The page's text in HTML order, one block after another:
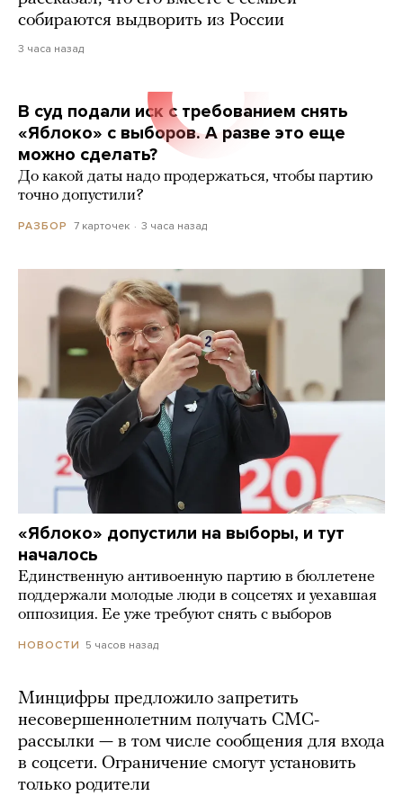
собираются выдворить из России
3 часа назад
В суд подали иск с требованием снять
«Яблоко» с выборов. А разве это еще
можно сделать?
До какой даты надо продержаться, чтобы партию
точно допустили?
РАЗБОР 7 карточек 3 часа назад
«Яблоко» допустили на выборы, и тут
началось
Единственную антивоенную партию в бюллетене
поддержали молодые люди в соцсетях и уехавшая
оппозиция. Ее уже требуют снять с выборов
НОВОСТИ 5 часов назад
Минцифры предложило запретить
несовершеннолетним получать СМС-
рассылки — в том числе сообщения для входа
в соцсети. Ограничение смогут установить
только родители